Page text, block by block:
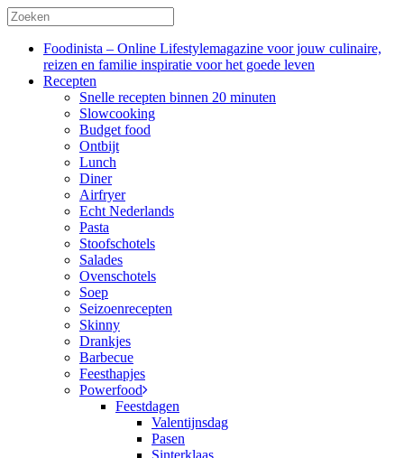
Foodinista – Online Lifestylemagazine voor jouw culinaire,
reizen en familie inspiratie voor het goede leven
Recepten
Snelle recepten binnen 20 minuten
Slowcooking
Budget food
Ontbijt
Lunch
Diner
Airfryer
Echt Nederlands
Pasta
Stoofschotels
Salades
Ovenschotels
Soep
Seizoenrecepten
Skinny
Drankjes
Barbecue
Feesthapjes
Powerfood
Feestdagen
Valentijnsdag
Pasen
Sinterklaas